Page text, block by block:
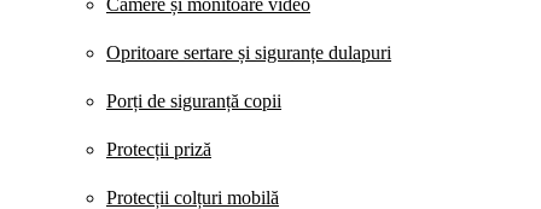
Camere și monitoare video
Opritoare sertare și siguranțe dulapuri
Porți de siguranță copii
Protecții priză
Protecții colțuri mobilă